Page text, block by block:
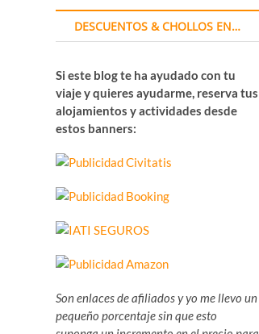
DESCUENTOS & CHOLLOS EN…
Si este blog te ha ayudado con tu
viaje y quieres ayudarme, reserva tus
alojamientos y actividades desde
estos banners:
Son enlaces de afiliados y yo me llevo un
pequeño porcentaje sin que esto